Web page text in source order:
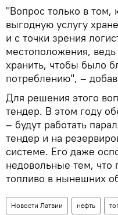
"Вопрос только в том,
выгодную услугу
и с точки зрения
местоположения,
хранить, чтобы было
потреблению", –
Для решения этого
тендер. В этом году
– будут работать
тендер и на
системе. Его даже
недовольные тем, что
топливо в нынешних
Новости Латвии нефть